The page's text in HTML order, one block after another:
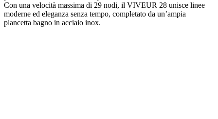
Con una velocità massima di 29 nodi, il VIVEUR 28 unisce linee
moderne ed eleganza senza tempo, completato da un’ampia
plancetta bagno in acciaio inox.